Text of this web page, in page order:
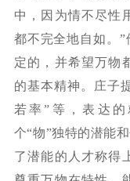
中，因为情不尽性
都不完全地自如。
定的，并希望万物
的基本精神。庄子
若率”等，表达
个“物”独特的潜能
了潜能的人才称得